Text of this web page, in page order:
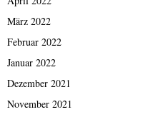
März 2022
Februar 2022
Januar 2022
Dezember 2021
November 2021